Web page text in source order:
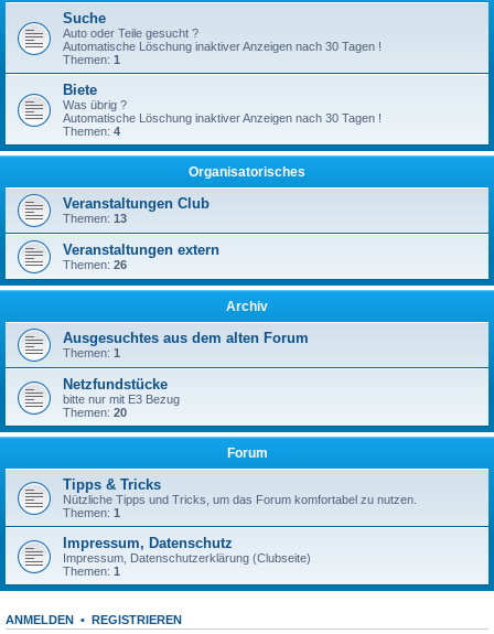
Suche
Auto oder Teile gesucht ?
Automatische Löschung inaktiver Anzeigen nach 30 Tagen !
Themen: 1
Biete
Was übrig ?
Automatische Löschung inaktiver Anzeigen nach 30 Tagen !
Themen: 4
Organisatorisches
Veranstaltungen Club
Themen: 13
Veranstaltungen extern
Themen: 26
Archiv
Ausgesuchtes aus dem alten Forum
Themen: 1
Netzfundstücke
bitte nur mit E3 Bezug
Themen: 20
Forum
Tipps & Tricks
Nützliche Tipps und Tricks, um das Forum komfortabel zu nutzen.
Themen: 1
Impressum, Datenschutz
Impressum, Datenschutzerklärung (Clubseite)
Themen: 1
ANMELDEN • REGISTRIEREN